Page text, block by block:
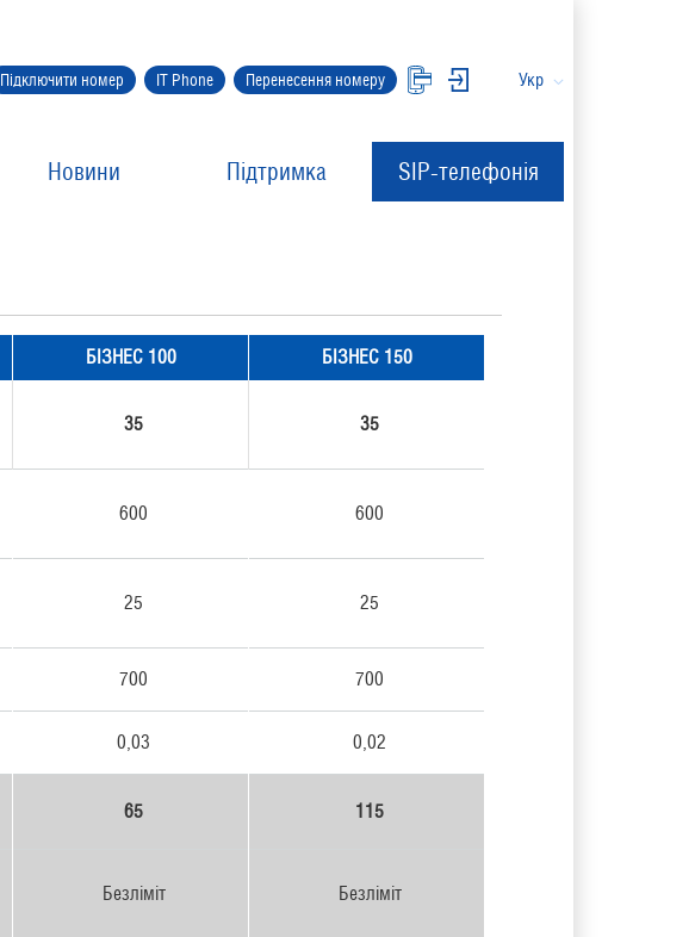
Підключити номер IT Phone Перенесення номеру Укр
Новини Підтримка SIP-телефонія
БІЗНЕС 100
БІЗНЕС 150
35 35
600 600
25 25
700 700
0,03 0,02
65 115
Безліміт Безліміт